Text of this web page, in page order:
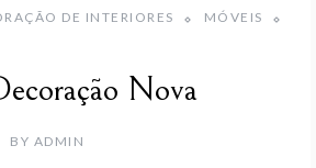
DE INTERIORES
MÓVEIS
Nova
BY ADMIN